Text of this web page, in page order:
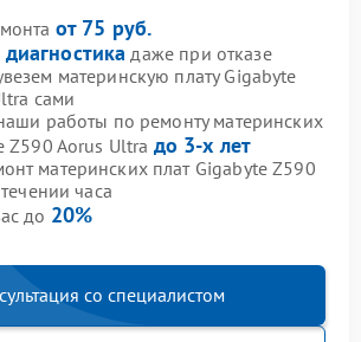
от 75 руб.
даже при отказе
материнскую плату Gigabyte
сами
работы по ремонту материнских
Z590 Aorus Ultra до 3-х лет
материнских плат Gigabyte Z590
часа
до 20%
со специалистом